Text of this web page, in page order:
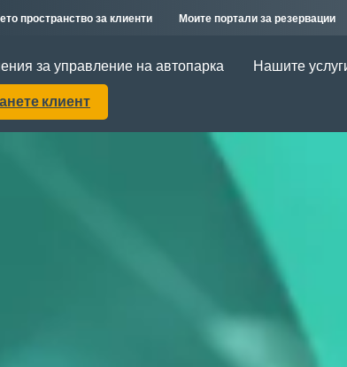
пространство за клиенти Моите портали за резервации
за управление на автопарка Нашите
клиент